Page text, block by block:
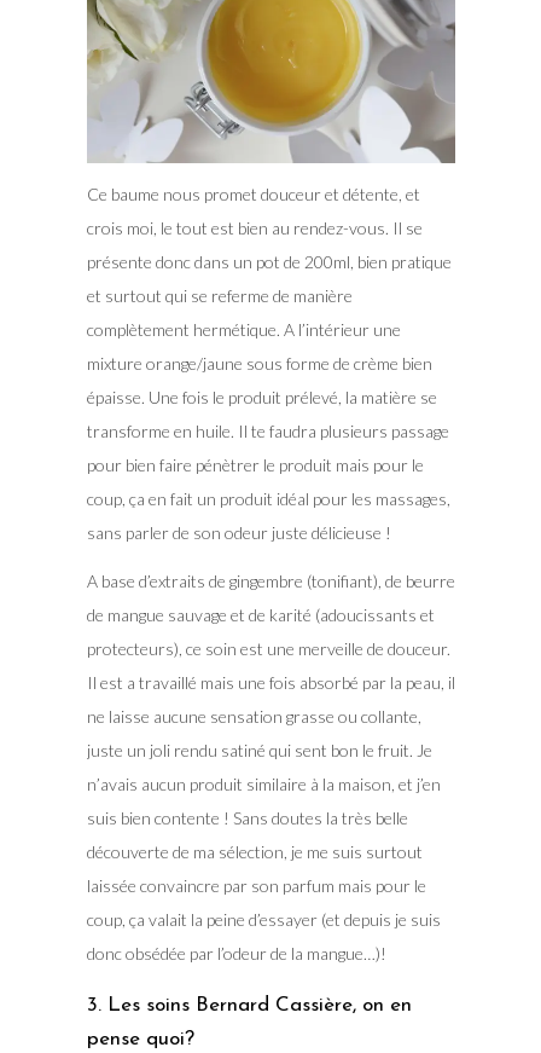
Ce baume nous promet douceur et détente, et
crois moi, le tout est bien au rendez-vous. Il se
présente donc dans un pot de 200ml, bien pratique
et surtout qui se referme de manière
complètement hermétique. A l’intérieur une
mixture orange/jaune sous forme de crème bien
épaisse. Une fois le produit prélevé, la matière se
transforme en huile. Il te faudra plusieurs passage
pour bien faire pénètrer le produit mais pour le
coup, ça en fait un produit idéal pour les massages,
sans parler de son odeur juste délicieuse !
A base d’extraits de gingembre (tonifiant), de beurre
de mangue sauvage et de karité (adoucissants et
protecteurs), ce soin est une merveille de douceur.
Il est a travaillé mais une fois absorbé par la peau, il
ne laisse aucune sensation grasse ou collante,
juste un joli rendu satiné qui sent bon le fruit. Je
n’avais aucun produit similaire à la maison, et j’en
suis bien contente ! Sans doutes la très belle
découverte de ma sélection, je me suis surtout
laissée convaincre par son parfum mais pour le
coup, ça valait la peine d’essayer (et depuis je suis
donc obsédée par l’odeur de la mangue…)!
3. Les soins Bernard Cassière, on en
pense quoi?